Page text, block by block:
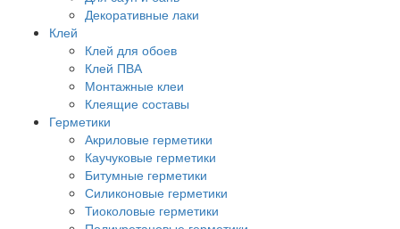
Декоративные лаки
Клей
Клей для обоев
Клей ПВА
Монтажные клеи
Клеящие составы
Герметики
Акриловые герметики
Каучуковые герметики
Битумные герметики
Силиконовые герметики
Тиоколовые герметики